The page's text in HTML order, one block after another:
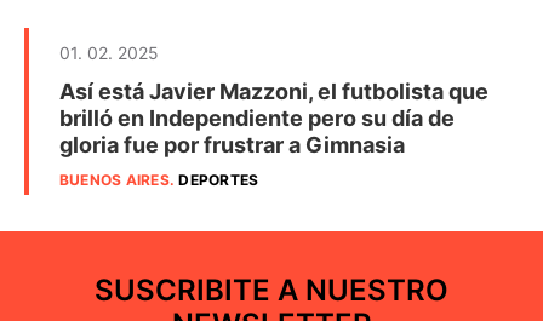
01. 02. 2025
Así está Javier Mazzoni, el futbolista que
brilló en Independiente pero su día de
gloria fue por frustrar a Gimnasia
BUENOS AIRES.DEPORTES
SUSCRIBITE A NUESTRO